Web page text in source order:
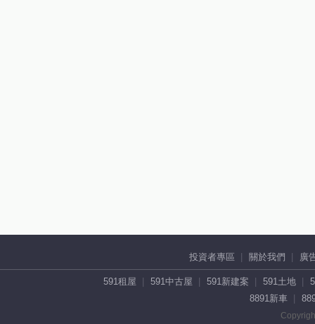
投資者專區 關於我們 廣
591租屋 591中古屋 591新建案 591土地
8891新車